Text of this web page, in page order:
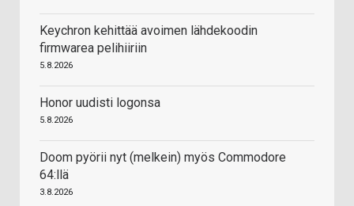
Keychron kehittää avoimen lähdekoodin
firmwarea pelihiiriin
5.8.2026
Honor uudisti logonsa
5.8.2026
Doom pyörii nyt (melkein) myös Commodore
64:llä
3.8.2026